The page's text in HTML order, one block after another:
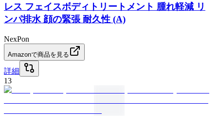
レス フェイスボディトリートメント 腫れ軽減 リ
ンパ排水 顔の緊張 耐久性 (A)
NexPon
Amazonで商品を見る
詳細
13